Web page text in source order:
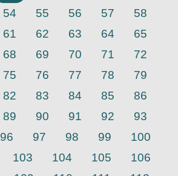
54 55 56 57
58
61 62 63 64
65
68 69 70 71
72
75 76 77 78
79
82 83 84 85
86
89 90 91 92
93
96 97 98 99
100
103 104 105
106